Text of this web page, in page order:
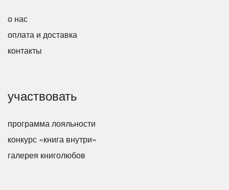
о нас
оплата и доставка
контакты
участвовать
программа лояльности
конкурс «книга внутри»
галерея книголюбов